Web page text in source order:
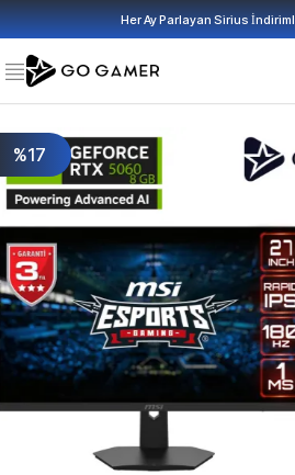
Her Ay Parlayan Sirius
%17